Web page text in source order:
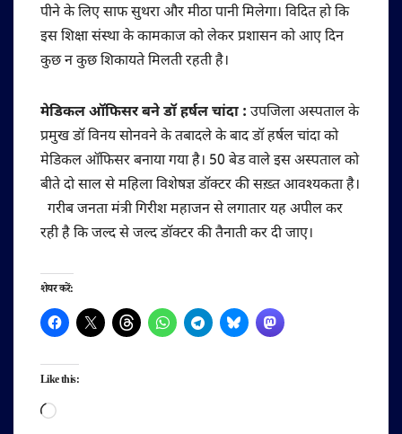
पीने के लिए साफ सुथरा और मीठा पानी मिलेगा। विदित हो कि
इस शिक्षा संस्था के कामकाज को लेकर प्रशासन को आए दिन
कुछ न कुछ शिकायते मिलती रहती है।
मेडिकल ऑफिसर बने डॉ हर्षल चांदा : उपजिला अस्पताल के
प्रमुख डॉ विनय सोनवने के तबादले के बाद डॉ हर्षल चांदा को
मेडिकल ऑफिसर बनाया गया है। 50 बेड वाले इस अस्पताल को
बीते दो साल से महिला विशेषज्ञ डॉक्टर की सख़्त आवश्यकता है।
गरीब जनता मंत्री गिरीश महाजन से लगातार यह अपील कर
रही है कि जल्द से जल्द डॉक्टर की तैनाती कर दी जाए।
शेयर करें:
Like this:
Loading…